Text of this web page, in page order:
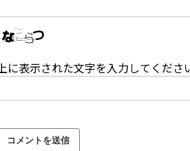
上に表示された文字を入力してくださ